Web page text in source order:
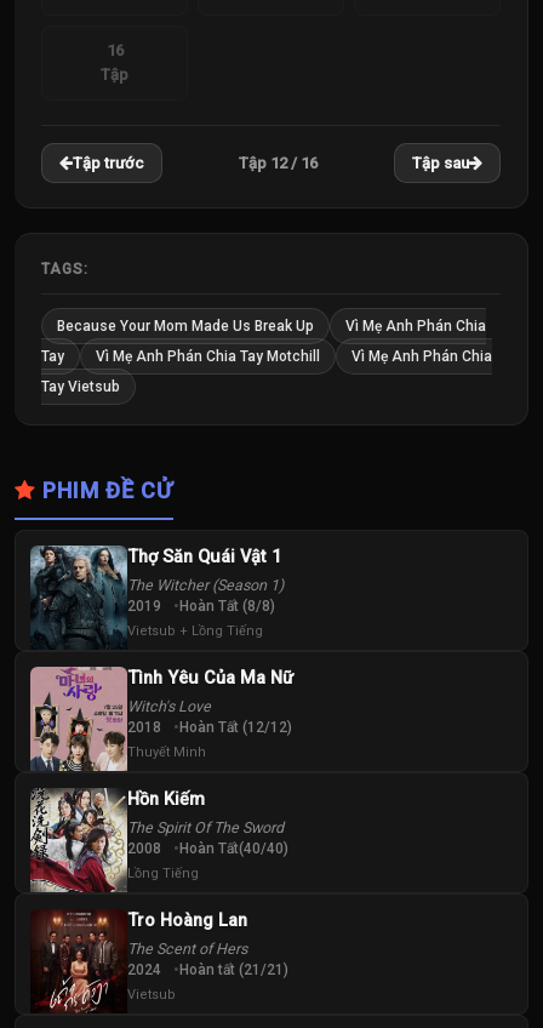
16
Tập
Tập trước Tập 12 / 16 Tập sau
TAGS:
Because Your Mom Made Us Break Up
Vì Mẹ Anh Phán Chia
Tay
Vì Mẹ Anh Phán Chia Tay Motchill
Vì Mẹ Anh Phán Chia
Tay Vietsub
PHIM ĐỀ CỬ
Thợ Săn Quái Vật 1
The Witcher (Season 1)
2019 Hoàn Tất (8/8)
Vietsub + Lồng Tiếng
Tình Yêu Của Ma Nữ
Witch's Love
2018 Hoàn Tất (12/12)
Thuyết Minh
Hồn Kiếm
The Spirit Of The Sword
2008 Hoàn Tất(40/40)
Lồng Tiếng
Tro Hoàng Lan
The Scent of Hers
2024 Hoàn tất (21/21)
Vietsub